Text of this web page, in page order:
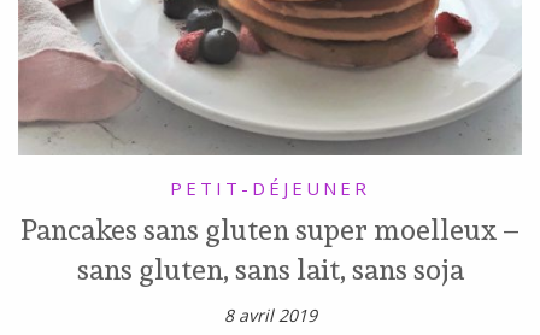
PETIT-DÉJEUNER
Pancakes sans gluten super moelleux –
sans gluten, sans lait, sans soja
8 avril 2019